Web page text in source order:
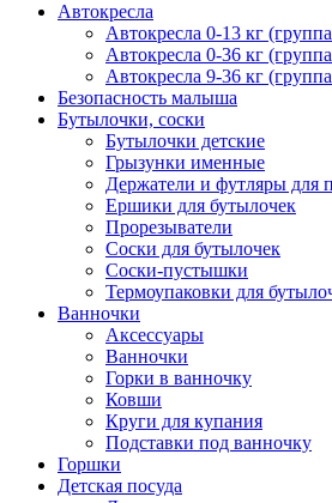
Автокресла
Автокресла 0-13 кг
Автокресла 0-36 кг
Автокресла 9-36 кг
Безопасность малыша
Бутылочки, соски
Бутылочки детские
Грызунки именные
Держатели и футляры для
Ершики для бутылочек
Прорезыватели
Соски для бутылочек
Соски-пустышки
Термоупаковки для
Ванночки
Аксессуары
Ванночки
Горки в ванночку
Ковши
Круги для купания
Подставки под ванночку
Горшки
Детская посуда